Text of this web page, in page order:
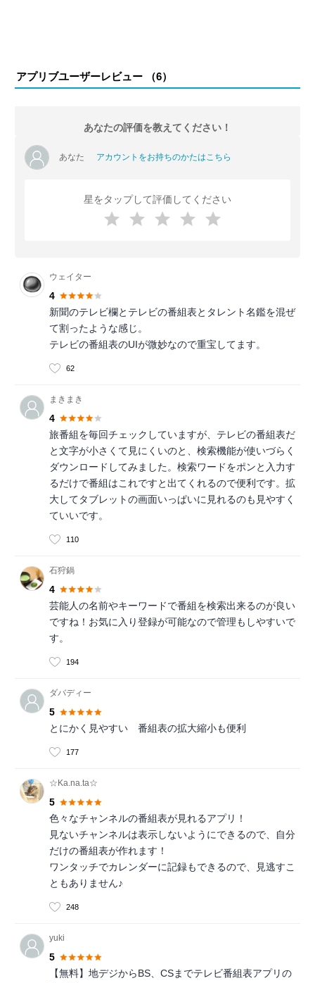
アプリブユーザーレビュー （6）
あなたの評価を教えてください！
あなた アカウントをお持ちのかたはこちら
星をタップして評価してください
ウェイター
4
新聞のテレビ欄とテレビの番組表とタレント名鑑を混ぜ
て割ったような感じ。
テレビの番組表のUIが微妙なので重宝してます。
62
まきまき
4
旅番組を毎回チェックしていますが、テレビの番組表だ
と文字が小さくて見にくいのと、検索機能が使いづらく
ダウンロードしてみました。検索ワードをポンと入力す
るだけで番組はこれですと出てくれるので便利です。拡
大してタブレットの画面いっぱいに見れるのも見やすく
ていいです。
110
石狩鍋
4
芸能人の名前やキーワードで番組を検索出来るのが良い
ですね！お気に入り登録が可能なので管理もしやすいで
す。
194
ダバディー
5
とにかく見やすい 番組表の拡大縮小も便利
177
☆Ka.na.ta☆
5
色々なチャンネルの番組表が見れるアプリ！
見ないチャンネルは表示しないようにできるので、自分
だけの番組表が作れます！
ワンタッチでカレンダーに記録もできるので、見逃すこ
ともありません♪
248
yuki
5
【無料】地デジからBS、CSまでテレビ番組表アプリの